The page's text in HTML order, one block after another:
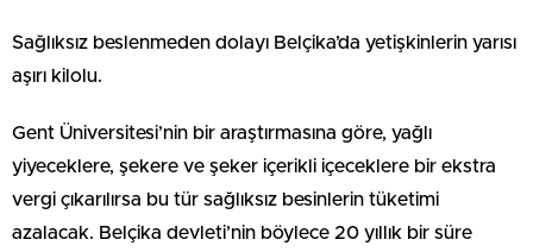
Sağlıksız beslenmeden dolayı Belçika’da yetişkinlerin yarısı
aşırı kilolu.
Gent Üniversitesi’nin bir araştırmasına göre, yağlı
yiyeceklere, şekere ve şeker içerikli içeceklere bir ekstra
vergi çıkarılırsa bu tür sağlıksız besinlerin tüketimi
azalacak. Belçika devleti’nin böylece 20 yıllık bir süre